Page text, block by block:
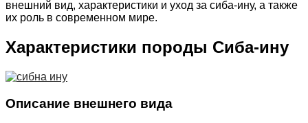
внешний вид, характеристики и уход за сиба-ину, а также
их роль в современном мире.
Характеристики породы Сиба-ину
Описание внешнего вида